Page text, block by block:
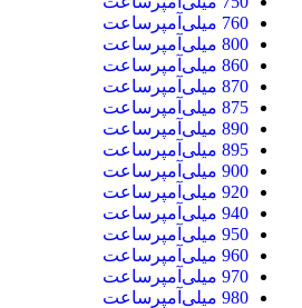
760 میلی‌آمپرساعت
800 میلی‌آمپرساعت
860 میلی‌آمپرساعت
870 میلی‌آمپرساعت
875 میلی‌آمپرساعت
890 میلی‌آمپرساعت
895 میلی‌آمپرساعت
900 میلی‌آمپرساعت
920 میلی‌آمپرساعت
940 میلی‌آمپرساعت
950 میلی‌آمپرساعت
960 میلی‌آمپرساعت
970 میلی‌آمپرساعت
980 میلی‌آمپرساعت